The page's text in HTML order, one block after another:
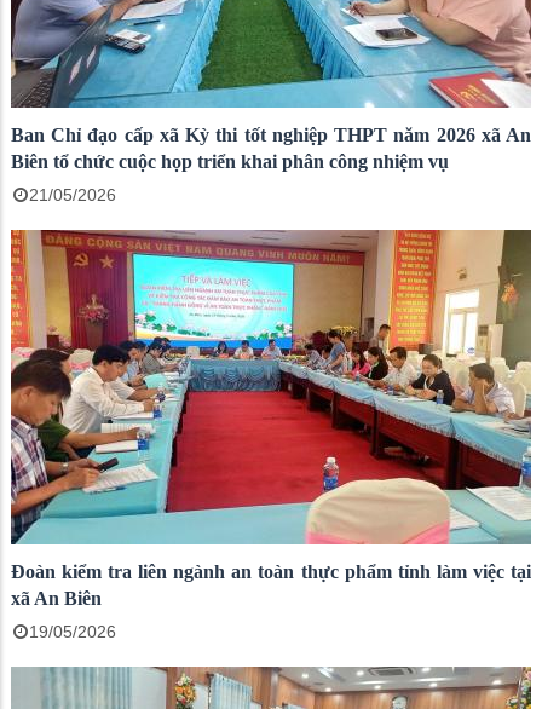
Ban Chỉ đạo cấp xã Kỳ thi tốt nghiệp THPT năm 2026 xã An
Biên tổ chức cuộc họp triển khai phân công nhiệm vụ
21/05/2026
Đoàn kiểm tra liên ngành an toàn thực phẩm tỉnh làm việc tại
xã An Biên
19/05/2026